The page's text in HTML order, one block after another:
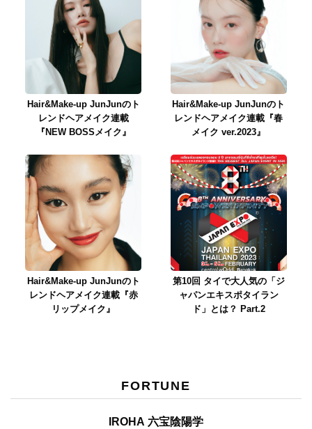
Hair&Make-up JunJunのト
レンドヘアメイク連載
『NEW BOSSメイク』
Hair&Make-up JunJunのト
レンドヘアメイク連載『春
メイク ver.2023』
Hair&Make-up JunJunのト
レンドヘアメイク連載『赤
リップメイク』
第10回 タイで大人気の「ジ
ャパンエキスポタイラン
ド」とは？ Part.2
FORTUNE
IROHA 六宝陰陽学